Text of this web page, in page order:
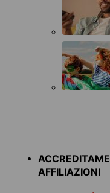
AFFILIAZIONI